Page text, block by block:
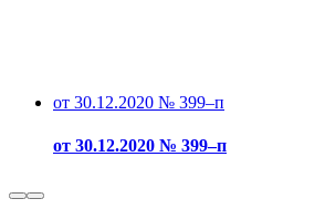
от 30.12.2020 № 399–п
от 30.12.2020 № 399–п